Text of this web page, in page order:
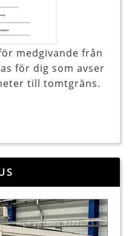
medgivande från
för dig som avser
till tomtgräns.